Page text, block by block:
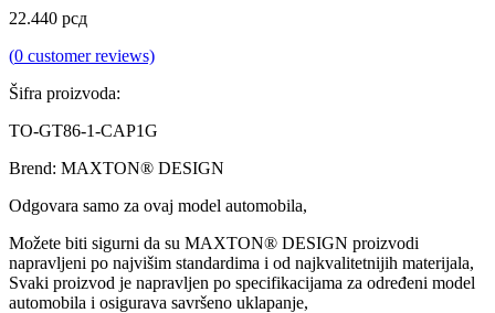
22.440 рсд
(0 customer reviews)
Šifra proizvoda:
TO-GT86-1-CAP1G
Brend: MAXTON® DESIGN
Odgovara samo za ovaj model automobila,
Možete biti sigurni da su MAXTON® DESIGN proizvodi
napravljeni po najvišim standardima i od najkvalitetnijih materijala,
Svaki proizvod je napravljen po specifikacijama za određeni model
automobila i osigurava savršeno uklapanje,